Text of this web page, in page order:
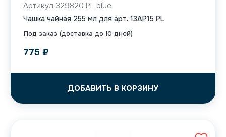
Под заказ (доставка до 10 дней)
Артикул 329820 PL blue
Чашка чайная 255 мл для арт. 13AP15 PL
775 ₽
ДОБАВИТЬ В КОРЗИНУ